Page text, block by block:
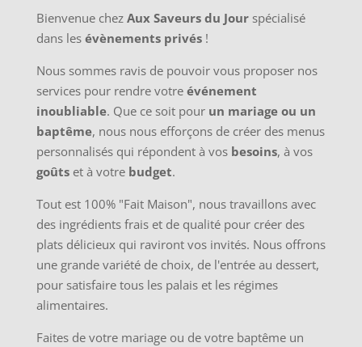
Bienvenue chez Aux Saveurs du Jourspécialisé
dans les évènements privés!
Nous sommes ravis de pouvoir vous proposer nos
services pour rendre votre événement
inoubliable. Que ce soit pour un mariage ou un
baptême, nous nous efforçons de créer des menus
personnalisés qui répondent à vos besoins, à vos
goûtset à votre budget.
Tout est 100% "Fait Maison", nous travaillons avec
des ingrédients frais et de qualité pour créer des
plats délicieux qui raviront vos invités. Nous offrons
une grande variété de choix, de l'entrée au dessert,
pour satisfaire tous les palais et les régimes
alimentaires.
Faites de votre mariage ou de votre baptême un